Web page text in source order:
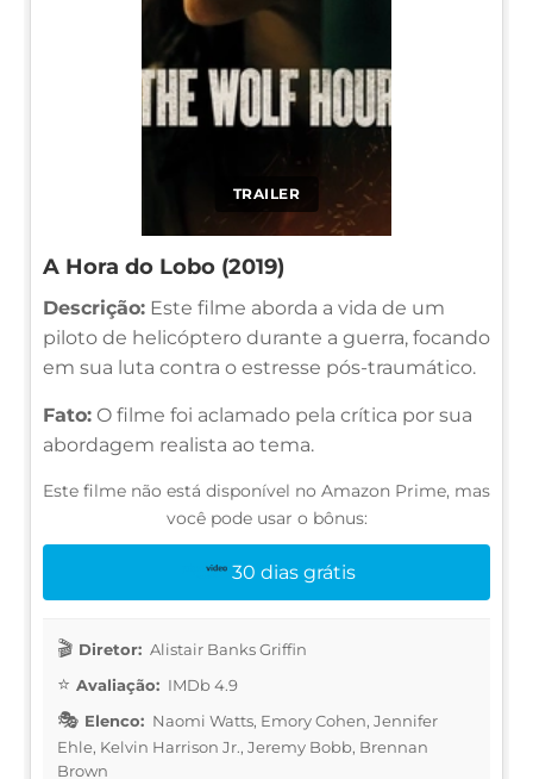
TRAILER
A Hora do Lobo (2019)
Descrição: Este filme aborda a vida de um
piloto de helicóptero durante a guerra, focando
em sua luta contra o estresse pós-traumático.
Fato: O filme foi aclamado pela crítica por sua
abordagem realista ao tema.
Este filme não está disponível no Amazon Prime, mas
você pode usar o bônus:
30 dias grátis
Diretor: Alistair Banks Griffin
Avaliação: IMDb 4.9
Elenco: Naomi Watts, Emory Cohen, Jennifer
Ehle, Kelvin Harrison Jr., Jeremy Bobb, Brennan
Brown